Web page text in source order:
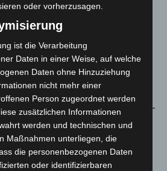
oder vorherzusagen.
ist die Verarbeitung
Daten in einer Weise, auf welche
Daten ohne Hinzuziehung
nicht mehr einer
Person zugeordnet werden
zusätzlichen Informationen
werden und technischen und
Maßnahmen unterliegen, die
die personenbezogenen Daten
oder identifizierbaren